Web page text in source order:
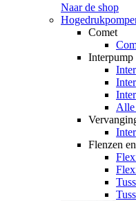
Naar de shop
Comet
Interpump
Alle
Flenzen